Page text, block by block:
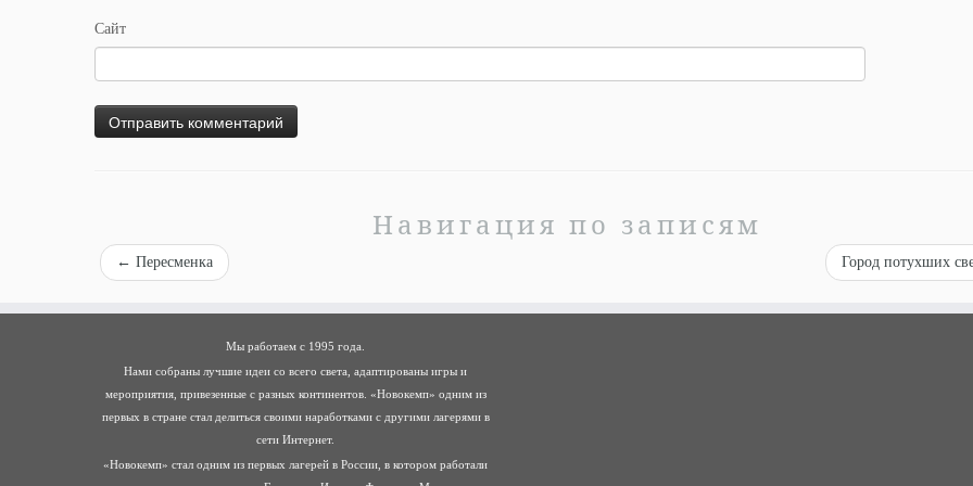
Сайт
Навигация по записям
← Пересменка Город потухших
Мы работаем с 1995 года.
Нами собраны лучшие идеи со всего света, адаптированы игры и
мероприятия, привезенные с разных континентов. «Новокемп» одним из
первых в стране стал делиться своими наработками с другими лагерями в
сети Интернет.
«Новокемп» стал одним из первых лагерей в России, в котором работали